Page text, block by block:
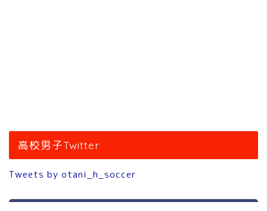
高校男子Twitter
Tweets by otani_h_soccer